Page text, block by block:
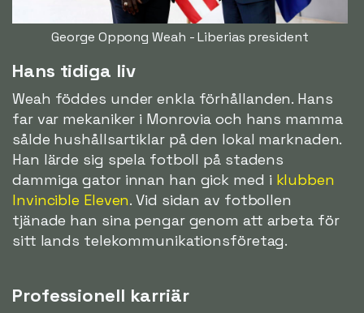
George Oppong Weah - Liberias president
Hans tidiga liv
Weah föddes under enkla förhållanden. Hans
far var mekaniker i Monrovia och hans mamma
sålde hushållsartiklar på den lokal marknaden.
Han lärde sig spela fotboll på stadens
dammiga gator innan han gick med i klubben
Invincible Eleven. Vid sidan av fotbollen
tjänade han sina pengar genom att arbeta för
sitt lands telekommunikationsföretag.
Professionell karriär